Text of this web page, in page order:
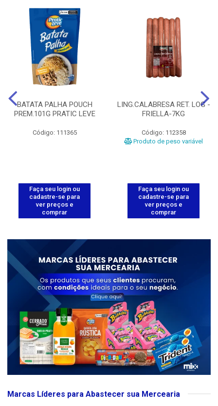
BATATA PALHA POUCH
PREM.101G PRATIC LEVE
Código: 111365
Faça seu login ou
cadastre-se para
ver preços e
comprar
LING.CALABRESA RET. LOG -
FRIELLA-7KG
Código: 112358
Produto de peso variável
Faça seu login ou
cadastre-se para
ver preços e
comprar
Marcas Líderes para Abastecer sua Mercearia